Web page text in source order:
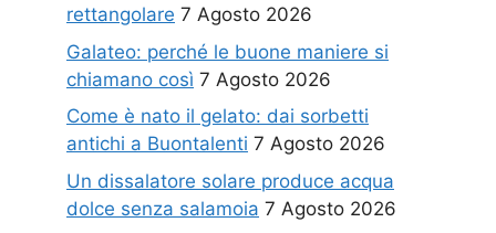
rettangolare 7 Agosto 2026
Galateo: perché le buone maniere si
chiamano così 7 Agosto 2026
Come è nato il gelato: dai sorbetti
antichi a Buontalenti 7 Agosto 2026
Un dissalatore solare produce acqua
dolce senza salamoia 7 Agosto 2026